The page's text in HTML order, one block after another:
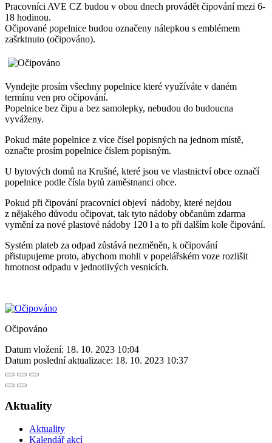
Pracovníci AVE CZ budou v obou dnech provádět čipování mezi 6-
18 hodinou.
Očipované popelnice budou označeny nálepkou s emblémem
zašrktnuto (očipováno).
Vyndejte prosím všechny popelnice které využíváte v daném
termínu ven pro očipování.
Popelnice bez čipu a bez samolepky, nebudou do budoucna
vyváženy.
Pokud máte popelnice z více čísel popisných na jednom místě,
označte prosím popelnice číslem popisným.
U bytových domů na Krušné, které jsou ve vlastnictví obce označí
popelnice podle čísla bytů zaměstnanci obce.
Pokud při čipování pracovníci objeví nádoby, které nejdou
z nějakého důvodu očipovat, tak tyto nádoby občanům zdarma
vymění za nové plastové nádoby 120 l a to při dalším kole čipování.
Systém plateb za odpad zůstává nezměněn, k očipování
přistupujeme proto, abychom mohli v popelářském voze rozlišit
hmotnost odpadu v jednotlivých vesnicích.
Očipováno
Datum vložení: 18. 10. 2023 10:04
Datum poslední aktualizace: 18. 10. 2023 10:37
Aktuality
Aktuality
Kalendář akcí